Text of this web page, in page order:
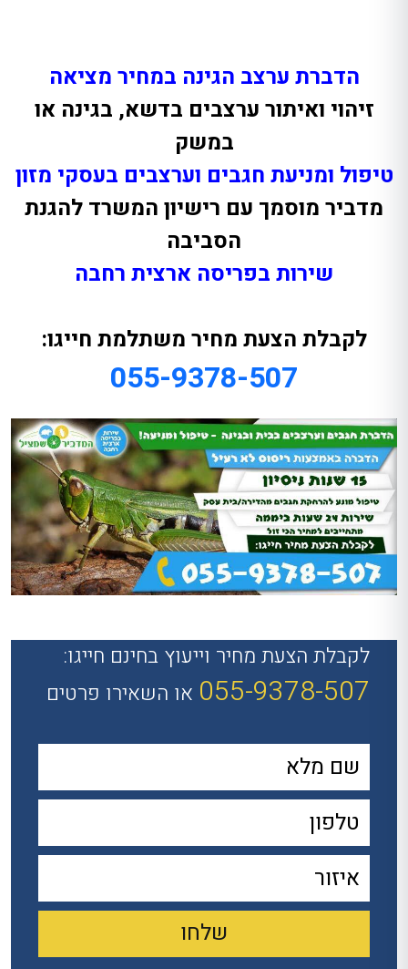
הדברת ערצב הגינה במחיר מציאה
זיהוי ואיתור ערצבים בדשא, בגינה או
במשק
טיפול ומניעת חגבים וערצבים בעסקי מזון
מדביר מוסמך עם רישיון המשרד להגנת
הסביבה
שירות בפריסה ארצית רחבה
לקבלת הצעת מחיר משתלמת חייגו:
055-9378-507
לקבלת הצעת מחיר וייעוץ בחינם חייגו:
055-9378-507 או השאירו פרטים